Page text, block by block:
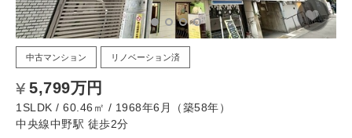
中古マンション リノベーション済
5,799万円
1SLDK / 60.46㎡ / 1968年6月（築58年）
中央線中野駅 徒歩2分